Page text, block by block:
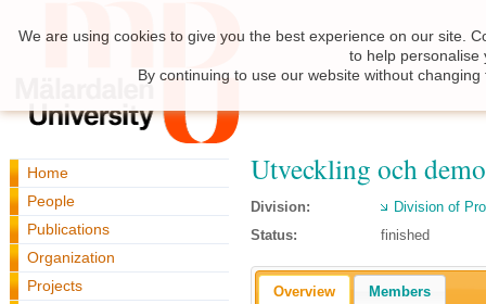
Home
People
Publications
Organization
Projects
Utveckling och
Division:
Division of
Status:
finished
Overview Members
We are using cookies to give you the best experience on our site.
to help personalise
By continuing to use our website without